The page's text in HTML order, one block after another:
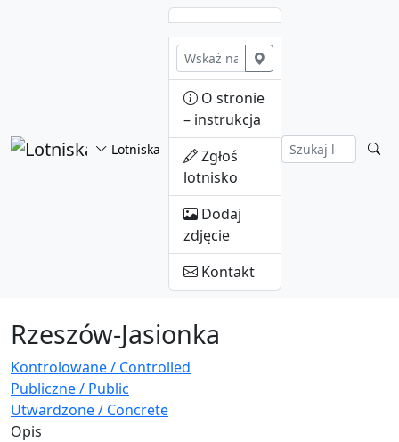
Lotniska
O stronie
– instrukcja
Zgłoś
lotnisko
Dodaj
zdjęcie
Kontakt
Rzeszów-Jasionka
Kontrolowane / Controlled
Publiczne / Public
Utwardzone / Concrete
Opis